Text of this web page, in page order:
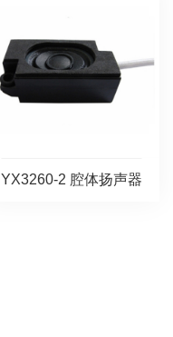
YX3260-2 腔体扬声器